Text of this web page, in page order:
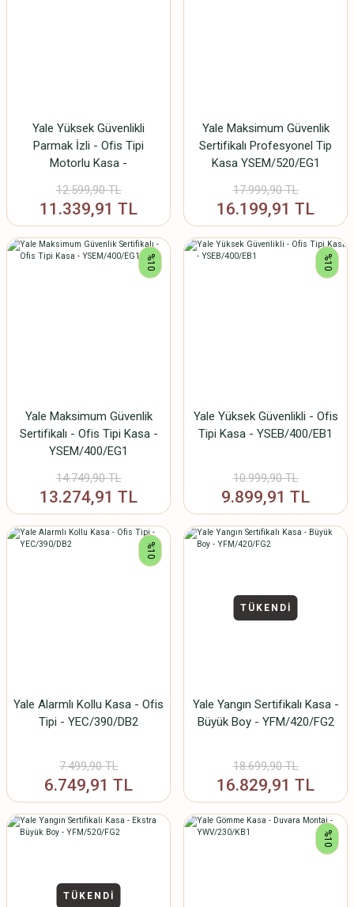
Yale Yüksek Güvenlikli
Parmak İzli - Ofis Tipi
Motorlu Kasa -
12.599,90 TL
11.339,91 TL
Yale Maksimum Güvenlik
Sertifikalı Profesyonel Tip
Kasa YSEM/520/EG1
17.999,90 TL
16.199,91 TL
%10
Yale Maksimum Güvenlik
Sertifikalı - Ofis Tipi Kasa -
YSEM/400/EG1
14.749,90 TL
13.274,91 TL
%10
Yale Yüksek Güvenlikli - Ofis
Tipi Kasa - YSEB/400/EB1
10.999,90 TL
9.899,91 TL
%10
Yale Alarmlı Kollu Kasa - Ofis
Tipi - YEC/390/DB2
7.499,90 TL
6.749,91 TL
TÜKENDİ
Yale Yangın Sertifikalı Kasa -
Büyük Boy - YFM/420/FG2
18.699,90 TL
16.829,91 TL
TÜKENDİ
%10